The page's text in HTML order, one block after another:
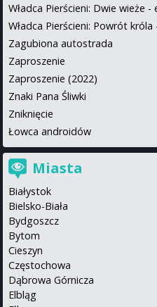
Władca Pierścieni: Dwie wieże
Władca Pierścieni: Powrót
Zagubiona autostrada
Zaproszenie
Zaproszenie (2022)
Znaki Pana Śliwki
Zniknięcie
Łowca androidów
Miasta
Białystok
Bielsko-Biała
Bydgoszcz
Bytom
Cieszyn
Częstochowa
Dąbrowa Górnicza
Elbląg